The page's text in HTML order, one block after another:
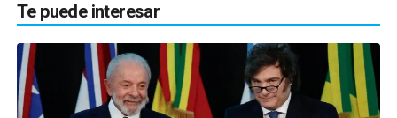
Te puede interesar